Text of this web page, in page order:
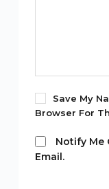
Save My
Browser For
Notify Me
Email.